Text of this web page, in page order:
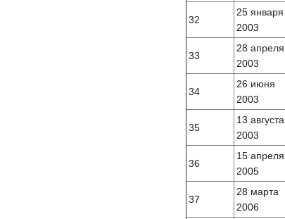
32
25 января
2003
33
28 апреля
2003
34
26 июня
2003
35
13 августа
2003
36
15 апреля
2005
37
28 марта
2006